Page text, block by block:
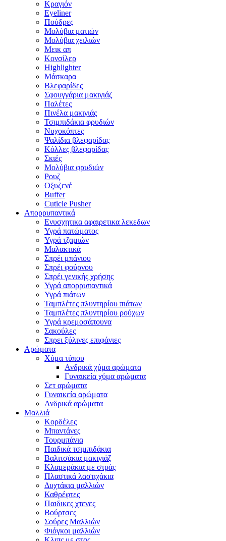
Κραγιόν
Eyeliner
Πούδρες
Μολύβια ματιών
Μολύβια χειλιών
Μεικ απ
Κονσίλερ
Highlighter
Μάσκαρα
Βλεφαρίδες
Σφουγγάρια μακιγιάζ
Παλέτες
Πινέλα μακιγιάς
Τσιμπιδάκια φρυδιών
Νυχοκόπτες
Ψαλίδια βλεφαρίδας
Κόλλες βλεφαρίδας
Σκιές
Μολύβια φρυδιών
Ρουζ
Οξυζενέ
Buffer
Cuticle Pusher
Απορρυπαντικά
Eνυσχητικα αφαιρετικα λεκεδων
Υγρά πατώματος
Υγρά τζαμιών
Μαλακτικά
Σπρέι μπάνιου
Σπρέι φούρνου
Σπρέι γενικής χρήσης
Υγρά απορρυπαντικά
Υγρά πιάτων
Ταμπλέτες πλυντηρίου πιάτων
Ταμπλέτες πλυντηρίου ρούχων
Υγρά κρεμοσάπουνα
Σακούλες
Σπρει ξύλινες επιφάνιες
Αρώματα
Χύμα τύπου
Ανδρικά χύμα αρώματα
Γυναικεία χύμα αρώματα
Σετ αρώματα
Γυναικεία αρώματα
Ανδρικά αρώματα
Μαλλιά
Κορδέλες
Μπαντάνες
Τουρμπάνια
Παιδικά τσιμπιδάκια
Βαλιτσάκια μακιγιάζ
Κλαμεράκια με στράς
Πλαστικά λαστιχάκια
Δυχτάκια μαλλιών
Καθρέφτες
Παιδικες χτενες
Βούρτσες
Σούρες Μαλλιών
Φιόγκοι μαλλιών